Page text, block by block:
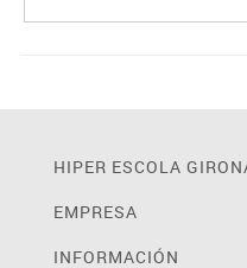
HIPER ESCOLA
EMPRESA
INFORMACIÓN